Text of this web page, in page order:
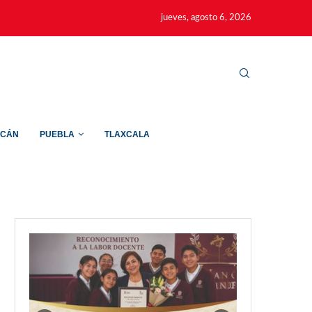
jueves, agosto 6, 2026
PUEBLA TLAXCALA